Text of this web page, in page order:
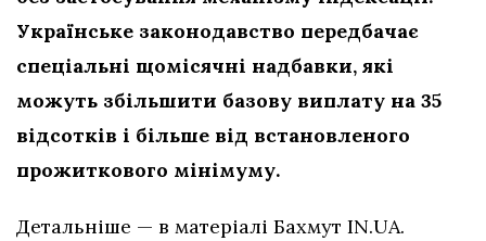
Українське законодавство передбачає
спеціальні щомісячні надбавки, які
можуть збільшити базову виплату на 35
відсотків і більше від встановленого
прожиткового мінімуму.
Детальніше — в матеріалі Бахмут IN.UA.